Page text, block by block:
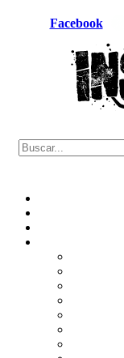
Facebook